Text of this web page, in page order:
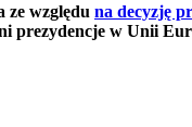
ze względu na decyzję
prezydencje w Unii